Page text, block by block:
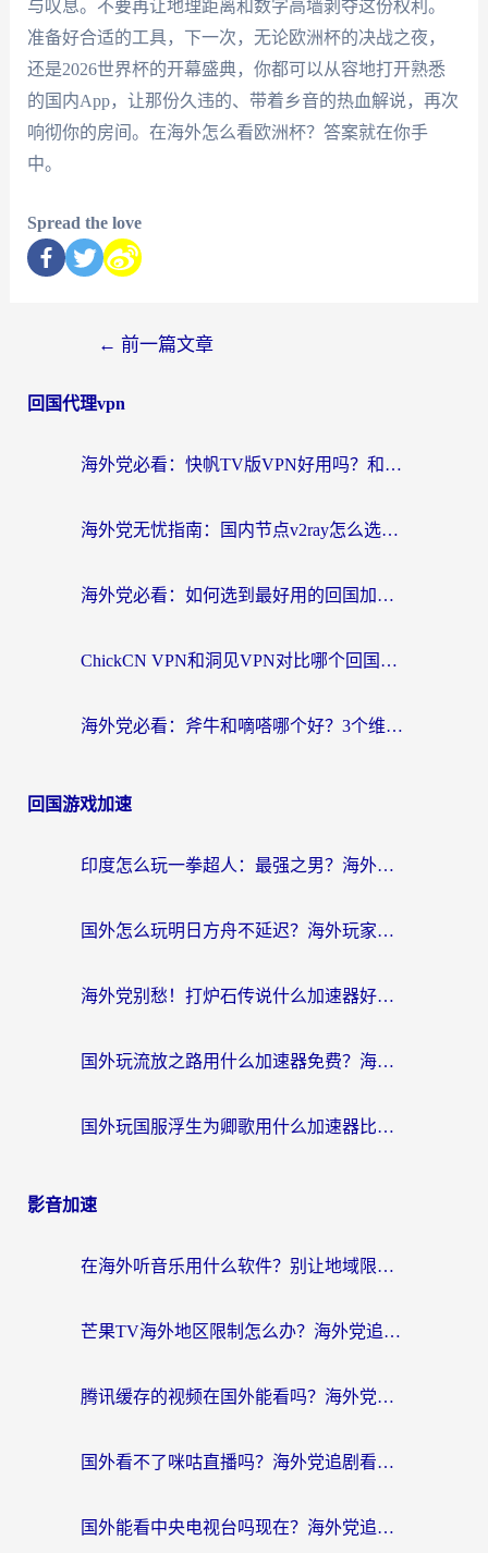
与叹息。不要再让地理距离和数字高墙剥夺这份权利。
准备好合适的工具，下一次，无论欧洲杯的决战之夜，
还是2026世界杯的开幕盛典，你都可以从容地打开熟悉
的国内App，让那份久违的、带着乡音的热血解说，再次
响彻你的房间。在海外怎么看欧洲杯？答案就在你手
中。
Spread the love
← 前一篇文章
回国代理vpn
海外党必看：快帆TV版VPN好用吗？和快游VPN对比哪个回国效果更好？附实用避坑指南
海外党无忧指南：国内节点v2ray怎么选？一键回国VPN+多场景实测帮你避坑
海外党必看：如何选到最好用的回国加速器？从节点到售后的全维度指南
ChickCN VPN和洞见VPN对比哪个回国效果更好？海外党亲测3款加速器+避坑指南
海外党必看：斧牛和嘀嗒哪个好？3个维度教你选对回国加速器
回国游戏加速
印度怎么玩一拳超人：最强之男？海外党国服游戏加速避坑指南
国外怎么玩明日方舟不延迟？海外玩家国服游戏加速终极指南（附DNF梦幻诛仙解决方案）
海外党别愁！打炉石传说什么加速器好用？3个实用技巧解决国服游戏卡顿
国外玩流放之路用什么加速器免费？海外党亲测有效的国服游戏加速指南
国外玩国服浮生为卿歌用什么加速器比较好？海外党亲测不踩坑指南
影音加速
在海外听音乐用什么软件？别让地域限制断了你的华语歌单
芒果TV海外地区限制怎么办？海外党追剧看片的实用加速器选择指南
腾讯缓存的视频在国外能看吗？海外党追剧看片的终极解决方案
国外看不了咪咕直播吗？海外党追剧看片的加速器选择指南
国外能看中央电视台吗现在？海外党追剧看央视的实用指南